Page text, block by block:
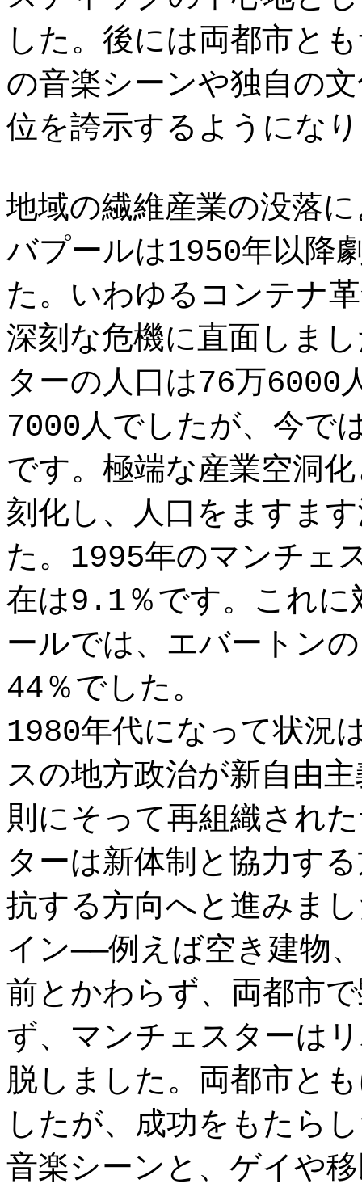
した。後には両都市と
の音楽シーンや独自の
位を誇示するようにな
地域の繊維産業の没落
バプールは1950年以降
た。いわゆるコンテナ
深刻な危機に直面しま
ターの人口は76万6000
7000人でしたが、今で
です。極端な産業空洞
刻化し、人口をますま
た。1995年のマンチェ
在は9.1％です。これに
ールでは、エバートン
44％でした。
1980年代になって状況
スの地方政治が新自由
則にそって再組織され
ターは新体制と協力す
抗する方向へと進みま
イン——例えば空き建物
前とかわらず、両都市
ず、マンチェスターは
脱しました。両都市と
したが、成功をもたら
音楽シーンと、ゲイや